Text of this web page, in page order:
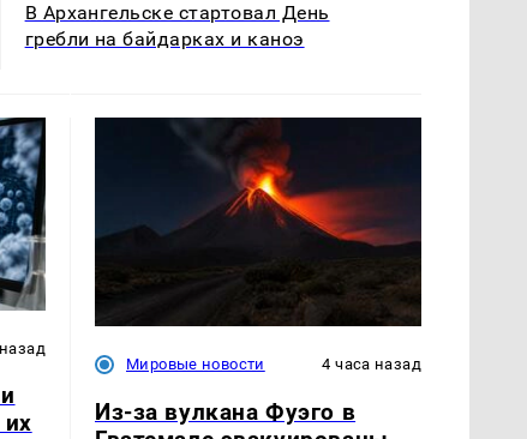
В Архангельске стартовал День
гребли на байдарках и каноэ
Мировые новости 4 часа назад
Из-за вулкана Фуэго в